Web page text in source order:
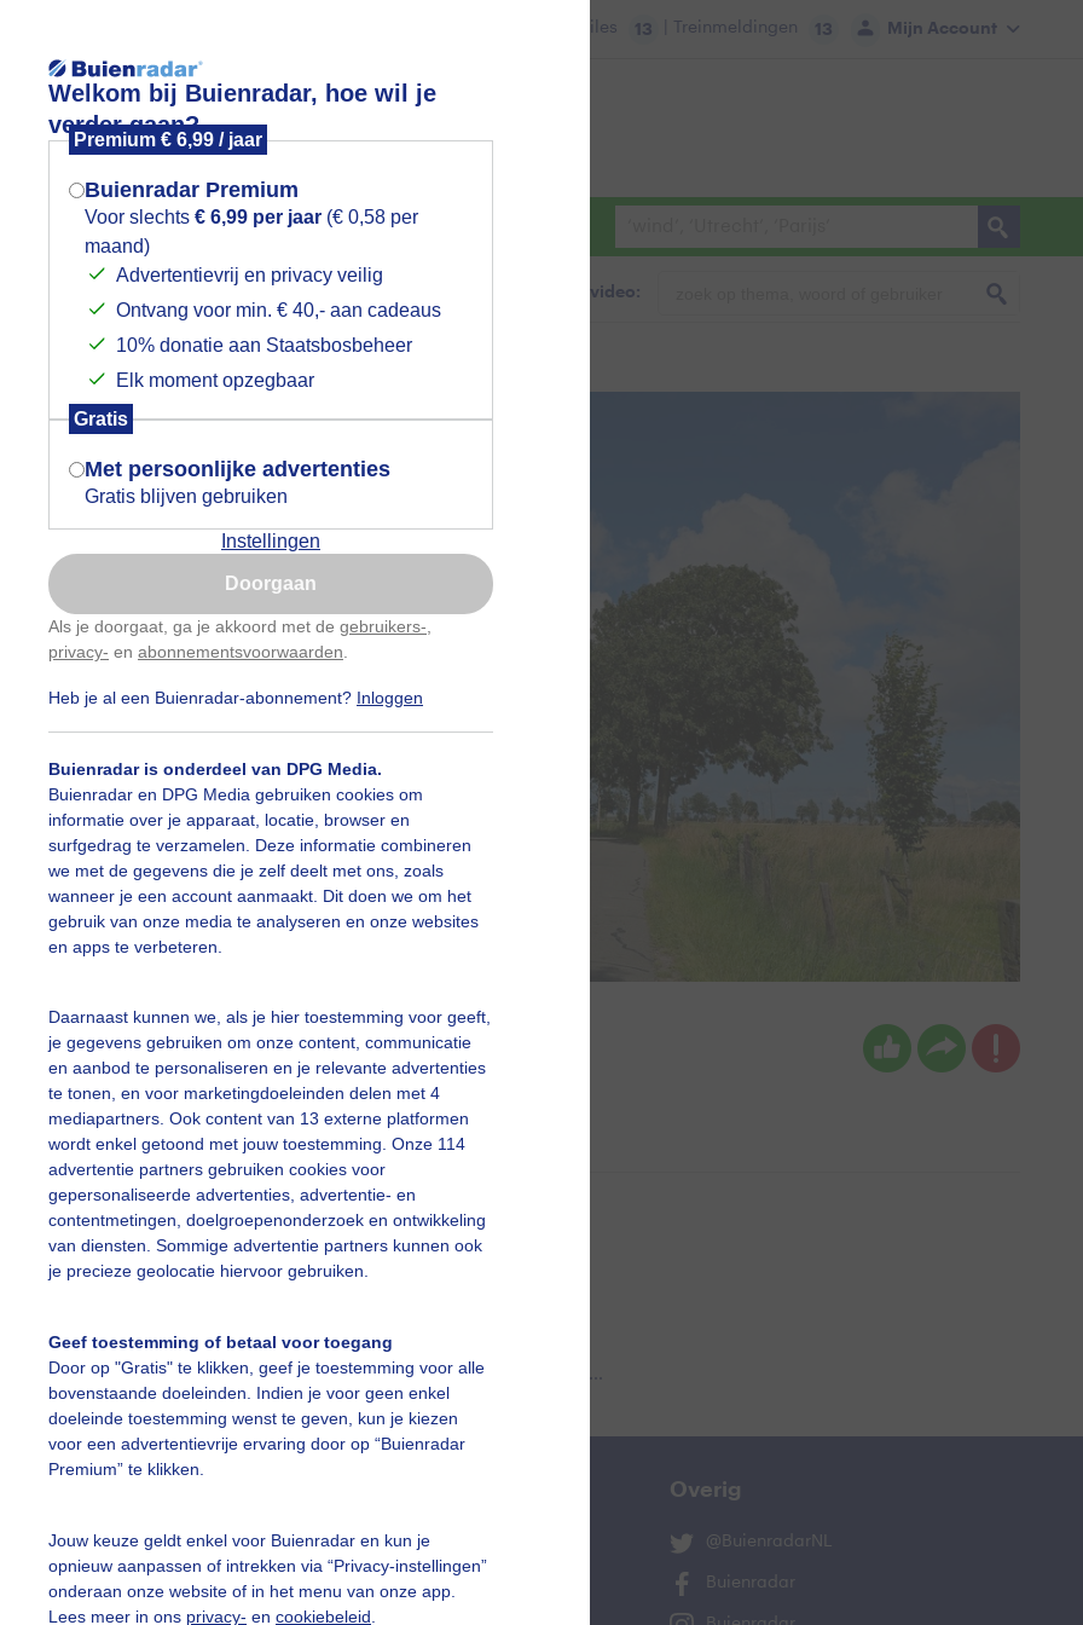
Welkom bij Buienradar, hoe wil je
verder gaan?
Premium € 6,99 / jaar
Buienradar Premium
Voor slechts € 6,99 per jaar (€ 0,58 per
maand)
Advertentievrij en privacy veilig
Ontvang voor min. € 40,- aan cadeaus
10% donatie aan Staatsbosbeheer
Elk moment opzegbaar
Gratis
Met persoonlijke advertenties
Gratis blijven gebruiken
Instellingen
Doorgaan
Als je doorgaat, ga je akkoord met de gebruikers-
privacy- en abonnementsvoorwaarden
Heb je al een Buienradar-abonnement? Inloggen
Buienradar is onderdeel van DPG Media.
Buienradar en DPG Media gebruiken cookies om
informatie over je apparaat, locatie, browser en
surfgedrag te verzamelen. Deze informatie combineren
we met de gegevens die je zelf deelt met ons, zoals
wanneer je een account aanmaakt. Dit doen we om het
gebruik van onze media te analyseren en onze websites
en apps te verbeteren.
Daarnaast kunnen we, als je hier toestemming voor geeft,
je gegevens gebruiken om onze content, communicatie
en aanbod te personaliseren en je relevante advertenties
te tonen, en voor marketingdoeleinden delen met 4
mediapartners. Ook content van 13 externe platformen
wordt enkel getoond met jouw toestemming. Onze 114
advertentie partners gebruiken cookies voor
gepersonaliseerde advertenties, advertentie- en
contentmetingen, doelgroepenonderzoek en ontwikkeling
van diensten. Sommige advertentie partners kunnen ook
je precieze geolocatie hiervoor gebruiken.
Geef toestemming of betaal voor toegang
Door op "Gratis" te klikken, geef je toestemming voor alle
bovenstaande doeleinden. Indien je voor geen enkel
doeleinde toestemming wenst te geven, kun je kiezen
voor een advertentievrije ervaring door op “Buienradar
Premium” te klikken.
Jouw keuze geldt enkel voor Buienradar en kun je
opnieuw aanpassen of intrekken via “Privacy-instellingen”
onderaan onze website of in het menu van onze app.
Lees meer in ons privacy- en cookiebeleid
Mijn Account
Files 13 | Treinmeldingen 13
Foto en video Weerzine
Zoeken in foto & video:
Sandra Vos Gemaakt: 16-07-2025, 53x bekeken
Wolken
slideshow
Een moment geduld aub...
vragen
De Bilt
Overig
@BuienradarNL
Buienradar
Mogen we je locatie gebruiken voor
het weer?
Indien je hier nog geen akkoord op hebt
gegeven, verschijnt er zo een pop-up uit
je browser waarin deze toestemming
gevraagd wordt.
Is goed, toon de popup
Nu niet, misschien later
Gebruik je Safari en wil je niet elke dag deze pop-up
Klikhierom dit aan te passen